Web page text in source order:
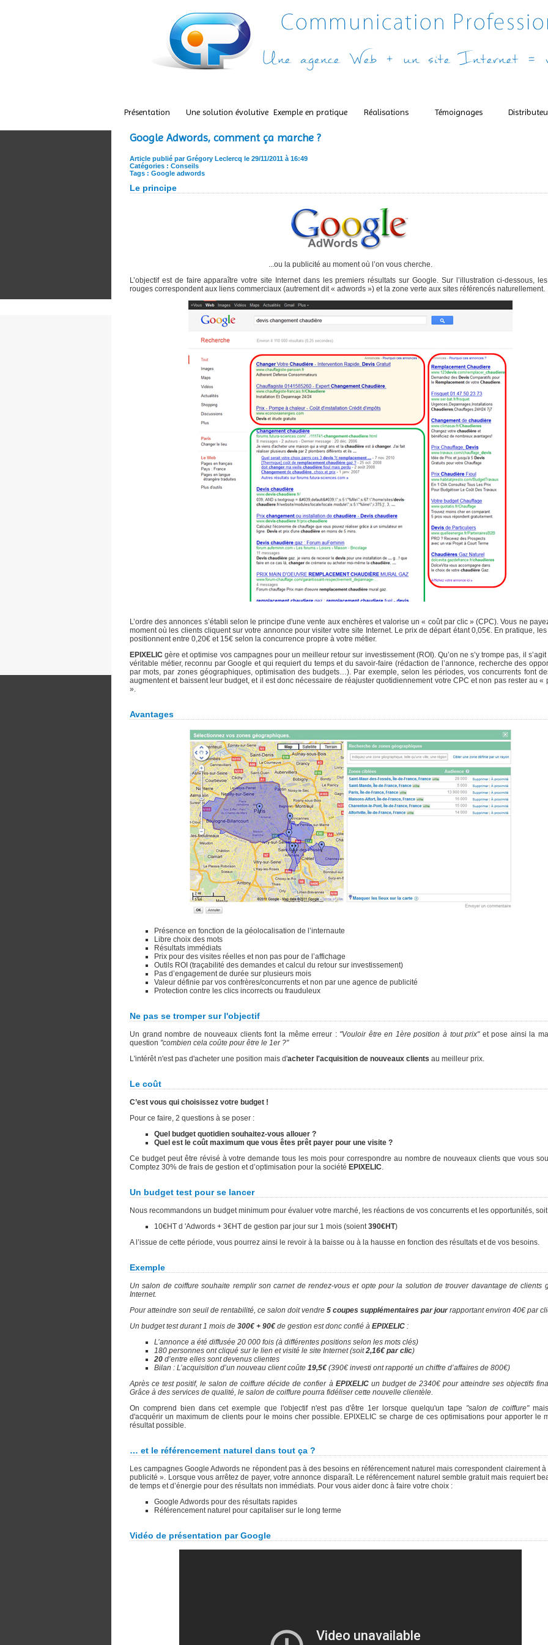
Présentation Une solution évolutive Exemple en pratique Réalisations Témoignages
Google Adwords, comment ça marche ?
Article publié par Grégory Leclercq le 29/11/2011 à 16:49
Catégories : Conseils
Tags : Google adwords
Le principe
...ou la publicité au moment où l’on vous cherche.
L’objectif est de faire apparaître votre site Internet dans les premiers résultats sur Google. Sur l’illustration ci-dessous,
rouges correspondent aux liens commerciaux (autrement dit « adwords ») et la zone verte aux sites référencés naturellement.
L’ordre des annonces s’établi selon le principe d'une vente aux enchères et valorise un « coût par clic » (CPC). Vous ne
moment où les clients cliquent sur votre annonce pour visiter votre site Internet. Le prix de départ étant 0,05€. En pratique, les
positionnent entre 0,20€ et 15€ selon la concurrence propre à votre métier.
EPIXELICgère et optimise vos campagnes pour un meilleur retour sur investissement (ROI). Qu’on ne s’y trompe pas, il s’agit
véritable métier, reconnu par Google et qui requiert du temps et du savoir-faire (rédaction de l’annonce, recherche des
par mots, par zones géographiques, optimisation des budgets…). Par exemple, selon les périodes, vos concurrents font
augmentent et baissent leur budget, et il est donc nécessaire de réajuster quotidiennement votre CPC et non pas rester au «
».
Avantages
Présence en fonction de la géolocalisation de l’internaute
Libre choix des mots
Résultats immédiats
Prix pour des visites réelles et non pas pour de l’affichage
Outils ROI (traçabilité des demandes et calcul du retour sur investissement)
Pas d’engagement de durée sur plusieurs mois
Valeur définie par vos confrères/concurrents et non par une agence de publicité
Protection contre les clics incorrects ou frauduleux
Ne pas se tromper sur l'objectif
Un grand nombre de nouveaux clients font la même erreur : "Vouloir être en 1ère position à tout prix"et pose ainsi la
question "combien cela coûte pour être le 1er ?"
L'intérêt n'est pas d'acheter une position mais d'acheter l'acquisition de nouveaux clients au meilleur prix.
Le coût
C’est vous qui choisissez votre budget !
Pour ce faire, 2 questions à se poser :
Quel budget quotidien souhaitez-vous allouer ?
Quel est le coût maximum que vous êtes prêt payer pour une visite ?
Ce budget peut être révisé à votre demande tous les mois pour correspondre au nombre de nouveaux clients que vous
Comptez 30% de frais de gestion et d’optimisation pour la société EPIXELIC.
Un budget test pour se lancer
Nous recommandons un budget minimum pour évaluer votre marché, les réactions de vos concurrents et les opportunités,
10€HT d 'Adwords + 3€HT de gestion par jour sur 1 mois (soient390€HT)
A l’issue de cette période, vous pourrez ainsi le revoir à la baisse ou à la hausse en fonction des résultats et de vos besoins.
Exemple
Un salon de coiffure souhaite remplir son carnet de rendez-vous et opte pour la solution de trouver davantage de clients
Internet.
Pour atteindre son seuil de rentabilité, ce salon doit vendre 5 coupes supplémentaires par jourrapportant environ 40€ par
Un budget test durant 1 mois de 300€ + 90€ de gestion est donc confié à EPIXELIC :
L’annonce a été diffusée 20 000 fois (à différentes positions selon les mots clés)
180 personnes ont cliqué sur le lien et visité le site Internet (soit2,16€ par clic)
20 d’entre elles sont devenus clientes
Bilan : L’acquisition d’un nouveau client coûte 19,5€ (390€ investi ont rapporté un chiffre d’affaires de 800€)
Après ce test positif, le salon de coiffure décide de confier à EPIXELIC un budget de 2340€ pour atteindre ses objectifs
Grâce à des services de qualité, le salon de coiffure pourra fidéliser cette nouvelle clientèle.
On comprend bien dans cet exemple que l'objectif n'est pas d'être 1er lorsque quelqu'un tape "salon de coiffure"
d'acquérir un maximum de clients pour le moins cher possible. EPIXELIC se charge de ces optimisations pour apporter le
résultat possible.
… et le référencement naturel dans tout ça ?
Les campagnes Google Adwords ne répondent pas à des besoins en référencement naturel mais correspondent clairement à
publicité ». Lorsque vous arrêtez de payer, votre annonce disparaît. Le référencement naturel semble gratuit mais requiert
de temps et d’énergie pour des résultats non immédiats. Pour vous aider donc à faire votre choix :
Google Adwords pour des résultats rapides
Référencement naturel pour capitaliser sur le long terme
Vidéo de présentation par Google